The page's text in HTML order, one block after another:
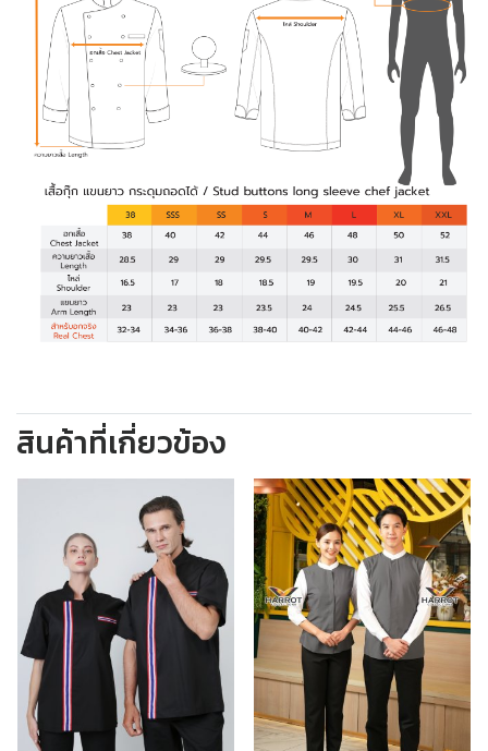
สินค้าที่เกี่ยวข้อง